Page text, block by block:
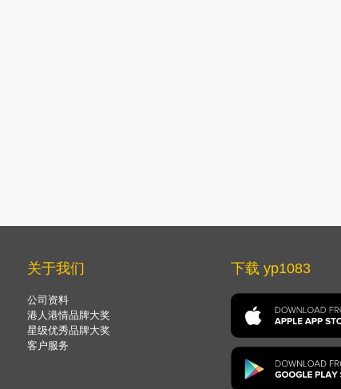
关于我们
公司资料
港人港情品牌大奖
星级优秀品牌大奖
客户服务
下载 yp1083